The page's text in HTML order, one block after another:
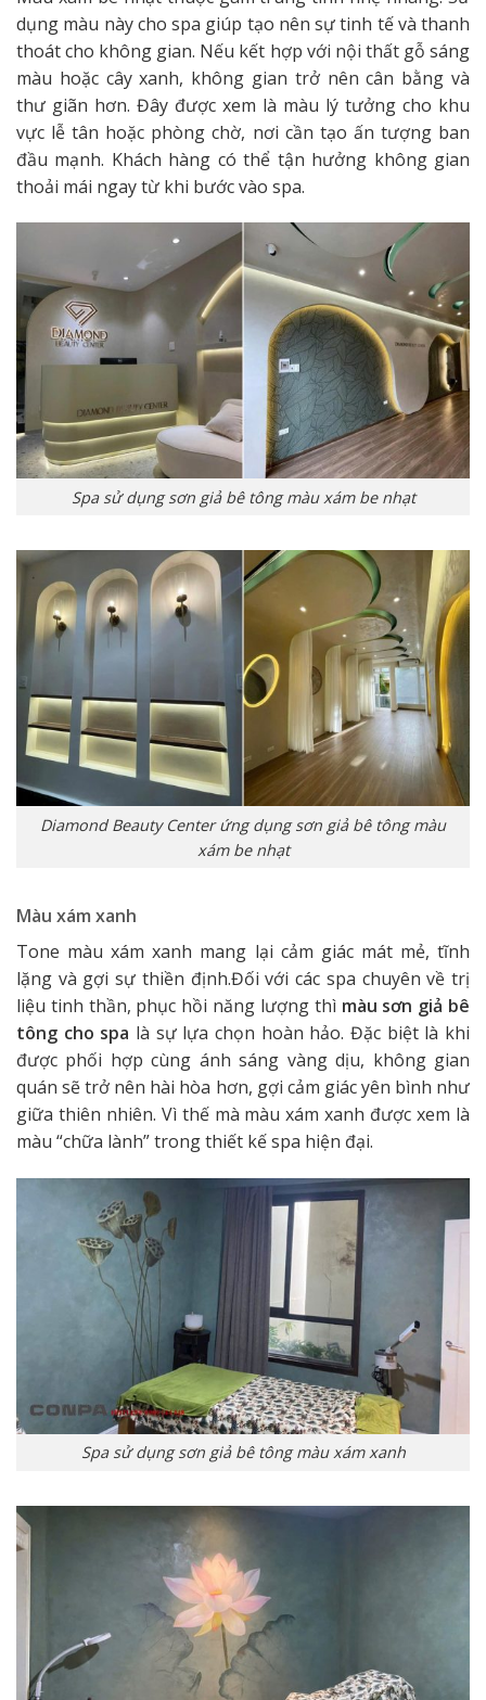
dụng màu này cho spa giúp tạo nên sự tinh tế và thanh
thoát cho không gian. Nếu kết hợp với nội thất gỗ sáng
màu hoặc cây xanh, không gian trở nên cân bằng và
thư giãn hơn. Đây được xem là màu lý tưởng cho khu
vực lễ tân hoặc phòng chờ, nơi cần tạo ấn tượng ban
đầu mạnh. Khách hàng có thể tận hưởng không gian
thoải mái ngay từ khi bước vào spa.
Spa sử dụng sơn giả bê tông màu xám be nhạt
Diamond Beauty Center ứng dụng sơn giả bê tông màu
xám be nhạt
Màu xám xanh
Tone màu xám xanh mang lại cảm giác mát mẻ, tĩnh
lặng và gợi sự thiền định.Đối với các spa chuyên về trị
liệu tinh thần, phục hồi năng lượng thì màu sơn giả bê
tông cho spa là sự lựa chọn hoàn hảo. Đặc biệt là khi
được phối hợp cùng ánh sáng vàng dịu, không gian
quán sẽ trở nên hài hòa hơn, gợi cảm giác yên bình như
giữa thiên nhiên. Vì thế mà màu xám xanh được xem là
màu “chữa lành” trong thiết kế spa hiện đại.
Spa sử dụng sơn giả bê tông màu xám xanh